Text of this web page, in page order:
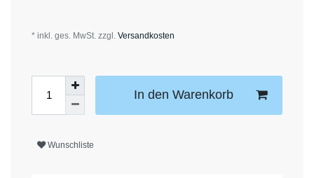
* inkl. ges. MwSt. zzgl. Versandkosten
In den Warenkorb
Wunschliste